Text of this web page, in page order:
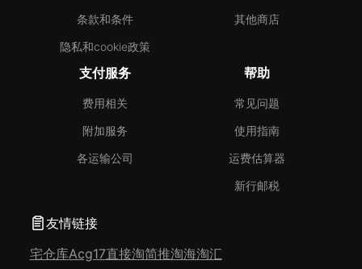
条款和条件
隐私和cookie政策
其他商店
支付服务
费用相关
附加服务
各运输公司
帮助
常见问题
使用指南
运费估算器
新行邮税
友情链接
宅仓库Acg17直接淘简推淘海淘汇